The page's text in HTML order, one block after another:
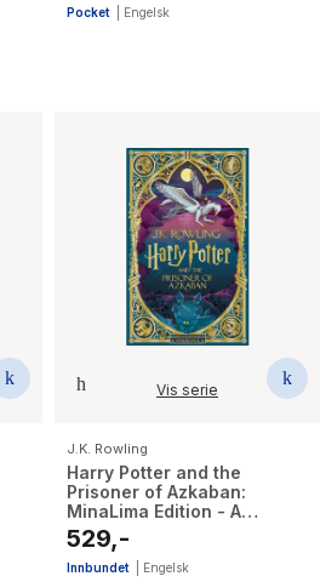
Pocket Engelsk
Vis serie
J.K. Rowling
Harry Potter and the
Prisoner of Azkaban:
MinaLima Edition - A
sumptuously illustrated gift
book with magical
interactive surprises
529,-
Innbundet Engelsk